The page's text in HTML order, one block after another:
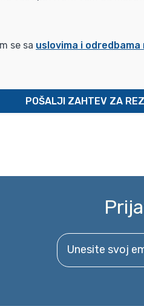
se sa uslovima i
POŠALJI ZAHTEV ZA
Unesite svoj email